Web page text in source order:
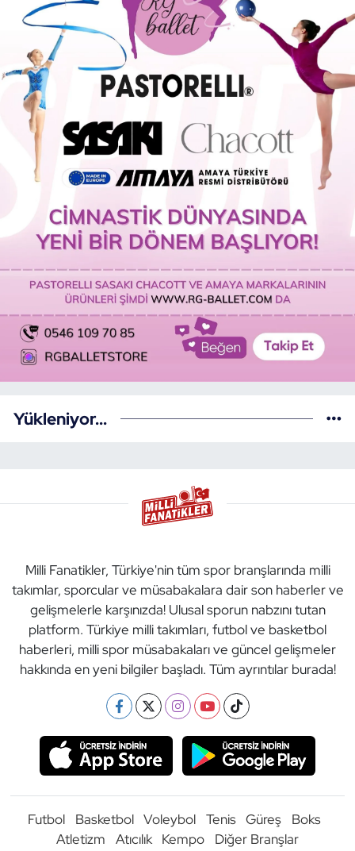
Yükleniyor...
Milli Fanatikler, Türkiye'nin tüm spor branşlarında milli
takımlar, sporcular ve müsabakalara dair son haberler ve
gelişmelerle karşınızda! Ulusal sporun nabzını tutan
platform. Türkiye milli takımları, futbol ve basketbol
haberleri, milli spor müsabakaları ve güncel gelişmeler
hakkında en yeni bilgiler başladı. Tüm ayrıntılar burada!
Futbol Basketbol Voleybol Tenis Güreş
Boks
Atletizm
Atıcılık Kempo Diğer Branşlar